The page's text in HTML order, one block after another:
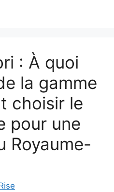
: À quoi
la gamme
choisir le
pour une
Royaume-